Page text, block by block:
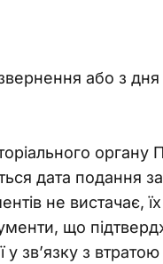
або з
органу
дата подання
не вистачає,
що
у зв’язку з